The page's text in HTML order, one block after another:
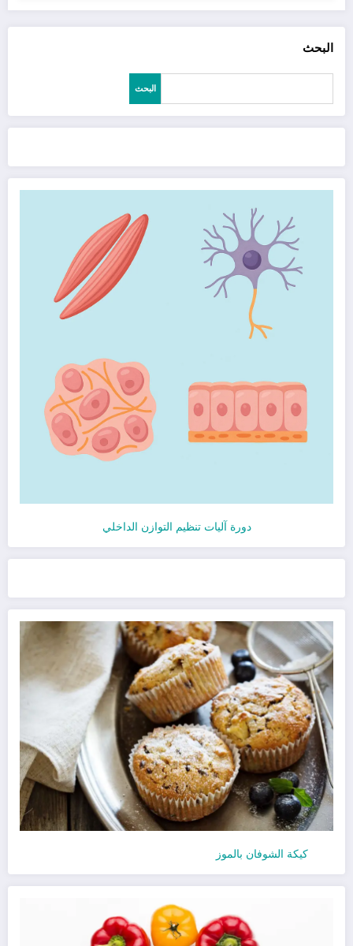
البحث
البحث
دورة آليات تنظيم التوازن الداخلي
كيكة الشوفان بالموز